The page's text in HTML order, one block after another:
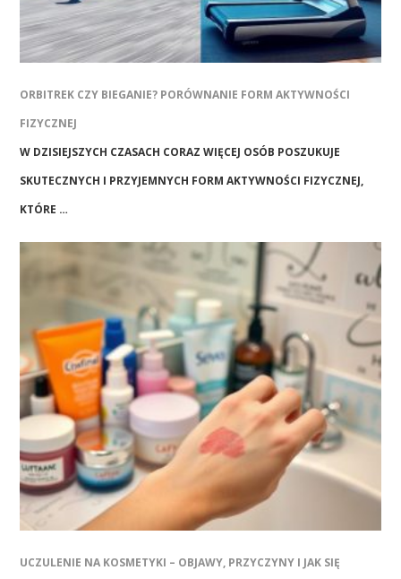
ORBITREK CZY BIEGANIE? PORÓWNANIE FORM AKTYWNOŚCI
FIZYCZNEJ
W DZISIEJSZYCH CZASACH CORAZ WIĘCEJ OSÓB POSZUKUJE
SKUTECZNYCH I PRZYJEMNYCH FORM AKTYWNOŚCI FIZYCZNEJ,
KTÓRE …
UCZULENIE NA KOSMETYKI – OBJAWY, PRZYCZYNY I JAK SIĘ